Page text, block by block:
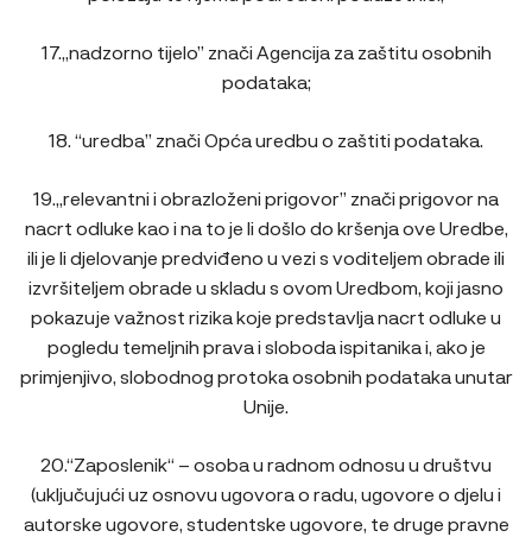
17.„nadzorno tijelo” znači Agencija za zaštitu osobnih
podataka;
18. “uredba” znači Opća uredbu o zaštiti podataka.
19.„relevantni i obrazloženi prigovor” znači prigovor na
nacrt odluke kao i na to je li došlo do kršenja ove Uredbe,
ili je li djelovanje predviđeno u vezi s voditeljem obrade ili
izvršiteljem obrade u skladu s ovom Uredbom, koji jasno
pokazuje važnost rizika koje predstavlja nacrt odluke u
pogledu temeljnih prava i sloboda ispitanika i, ako je
primjenjivo, slobodnog protoka osobnih podataka unutar
Unije.
20.“Zaposlenik“ – osoba u radnom odnosu u društvu
(uključujući uz osnovu ugovora o radu, ugovore o djelu i
autorske ugovore, studentske ugovore, te druge pravne